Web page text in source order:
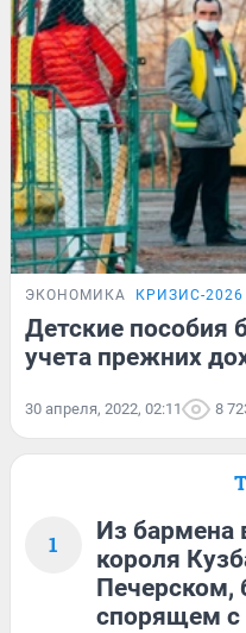
ЭКОНОМИКА КРИЗИС-2026
Детские пособия
учета прежних
30 апреля, 2022, 02:11 8
1
Из бармена
короля
Печерском,
спорящем с